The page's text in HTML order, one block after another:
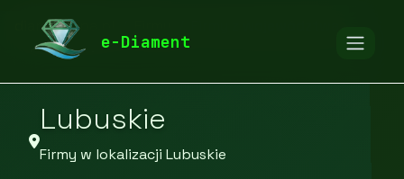
e-Diament
diamentspa.pl
Lubuskie
Firmy w lokalizacji Lubuskie